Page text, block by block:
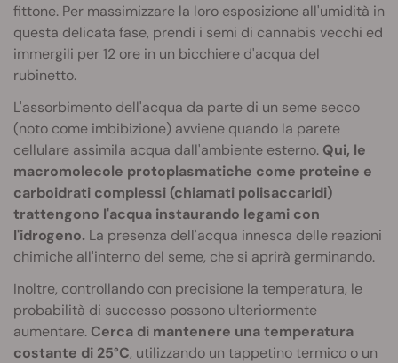
fittone. Per massimizzare la loro esposizione all'umidità in
questa delicata fase, prendi i semi di cannabis vecchi ed
immergili per 12 ore in un bicchiere d'acqua del
rubinetto.
L'assorbimento dell'acqua da parte di un seme secco
(noto come imbibizione) avviene quando la parete
cellulare assimila acqua dall'ambiente esterno. Qui, le
macromolecole protoplasmatiche come proteine e
carboidrati complessi (chiamati polisaccaridi)
trattengono l'acqua instaurando legami con
l'idrogeno. La presenza dell'acqua innesca delle reazioni
chimiche all'interno del seme, che si aprirà germinando.
Inoltre, controllando con precisione la temperatura, le
probabilità di successo possono ulteriormente
aumentare. Cerca di mantenere una temperatura
costante di 25°C, utilizzando un tappetino termico o un